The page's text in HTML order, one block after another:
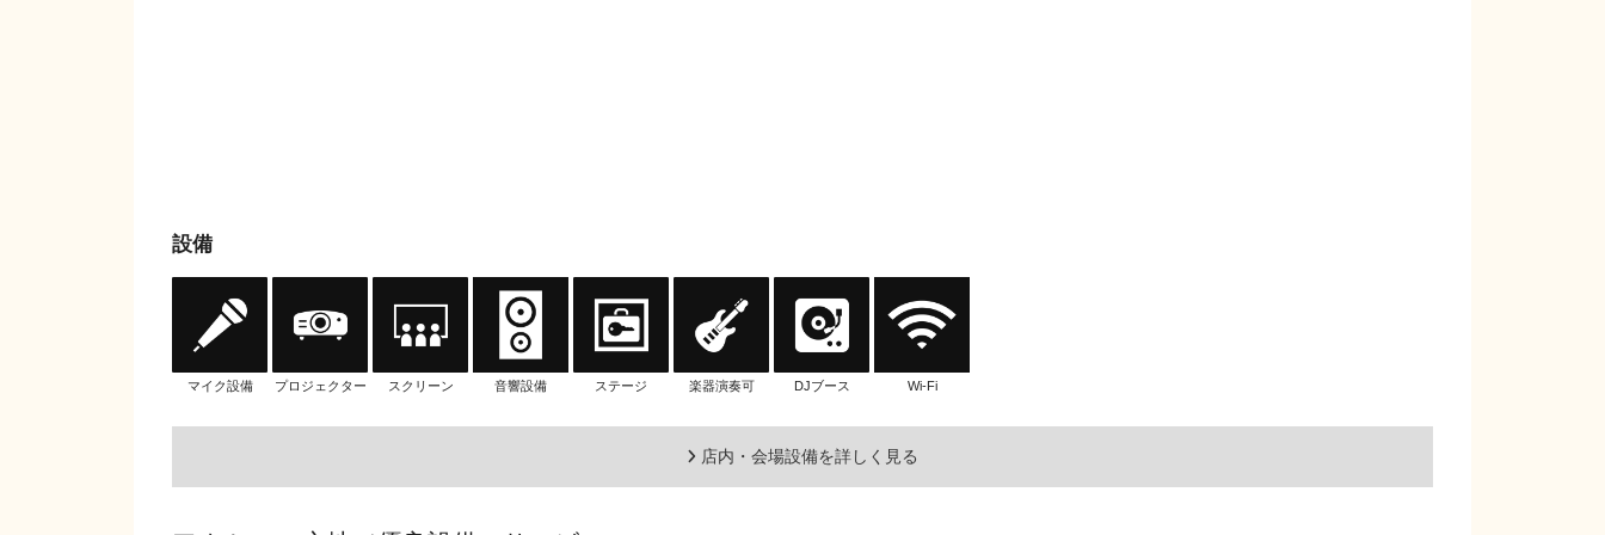
設備
マイク設備 プロジェクター スクリーン 音響設備 ステージ 楽器演奏可 DJブース Wi-Fi
店内・会場設備を詳しく見る